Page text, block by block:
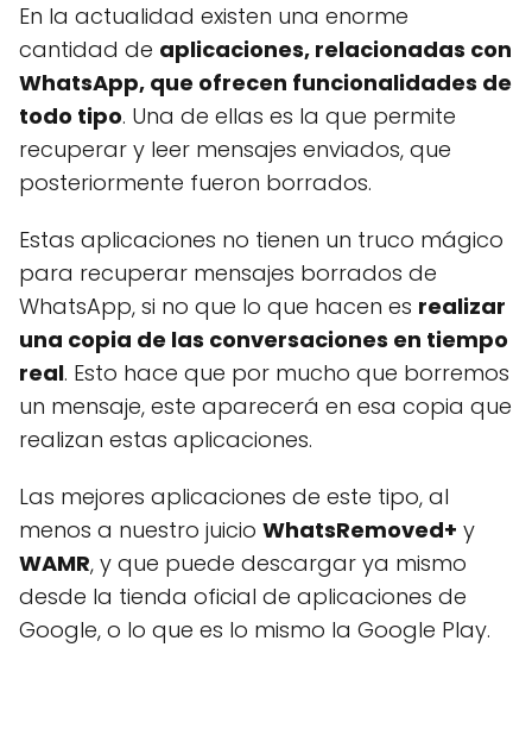
En la actualidad existen una enorme
cantidad de aplicaciones, relacionadas con
WhatsApp, que ofrecen funcionalidades de
todo tipo. Una de ellas es la que permite
recuperar y leer mensajes enviados, que
posteriormente fueron borrados.
Estas aplicaciones no tienen un truco mágico
para recuperar mensajes borrados de
WhatsApp, si no que lo que hacen es realizar
una copia de las conversaciones en tiempo
real. Esto hace que por mucho que borremos
un mensaje, este aparecerá en esa copia que
realizan estas aplicaciones.
Las mejores aplicaciones de este tipo, al
menos a nuestro juicio WhatsRemoved+ y
WAMR, y que puede descargar ya mismo
desde la tienda oficial de aplicaciones de
Google, o lo que es lo mismo la Google Play.